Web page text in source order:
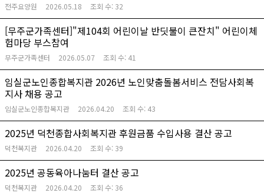
전주요양원 2026.05.18 조회 수: 32
[무주군가족센터]"제104회 어린이날 반딧불이 큰잔치" 어린이체
험마당 부스참여
무주군가족센터 2026.05.07 조회 수: 41
임실군노인종합복지관 2026년 노인맞춤돌봄서비스 전담사회복
지사 채용 공고
임실군노인종합복지관 2026.04.20 조회 수: 43
2025년 덕천종합사회복지관 후원금품 수입사용 결산 공고
덕천복지관 2026.04.20 조회 수: 39
2025년 공동육아나눔터 결산 공고
덕천복지관 2026.04.20 조회 수: 36